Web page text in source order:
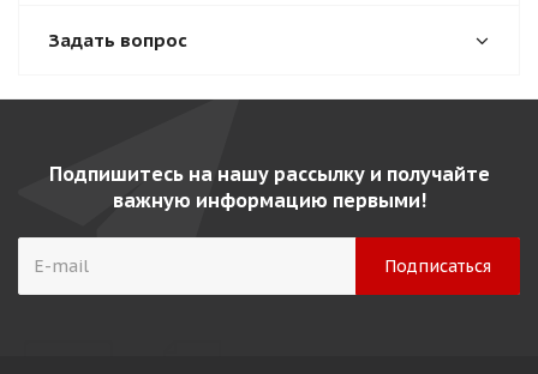
Задать вопрос
Подпишитесь на нашу рассылку и получайте
важную информацию первыми!